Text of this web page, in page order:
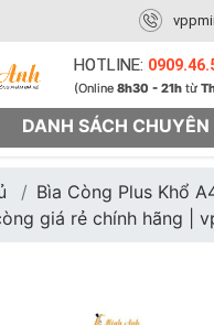
DANH SÁCH
HOTLINE:
(Online8h30 - 21h từ
Bìa Còng Plus Khổ
giá rẻ chính hãng |